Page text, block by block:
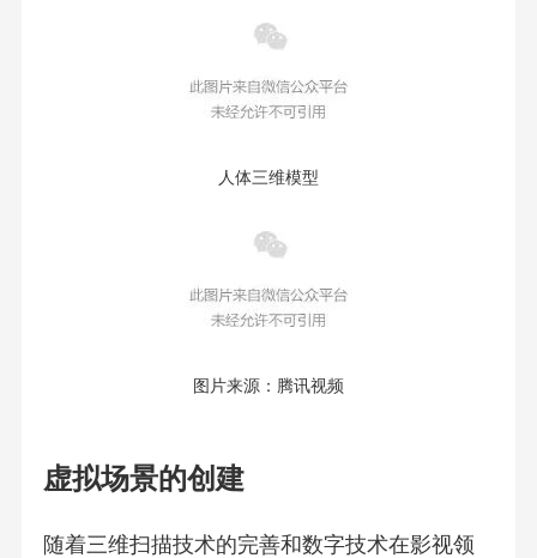
人体三维模型
图片来源：腾讯视频
虚拟场景的创建
随着三维扫描技术的完善和数字技术在影视领